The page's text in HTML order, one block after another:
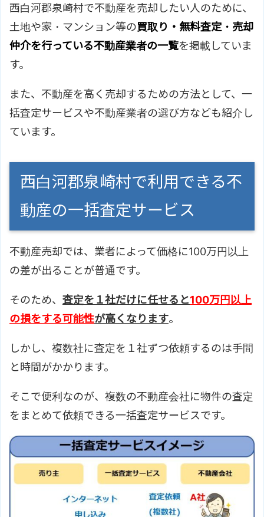
西白河郡泉崎村で不動産を売却したい人のために、
土地や家・マンション等の買取り・無料査定・売却
仲介を行っている不動産業者の一覧を掲載していま
す。
また、不動産を高く売却するための方法として、一
括査定サービスや不動産業者の選び方なども紹介し
ています。
西白河郡泉崎村で利用できる不
動産の一括査定サービス
不動産売却では、業者によって価格に100万円以上
の差が出ることが普通です。
そのため、 査定を１社だけに任せると100万円以上
の損をする可能性が高くなります。
しかし、複数社に査定を１社ずつ依頼するのは手間
と時間がかかります。
そこで便利なのが、複数の不動産会社に物件の査定
をまとめて依頼できる一括査定サービスです。